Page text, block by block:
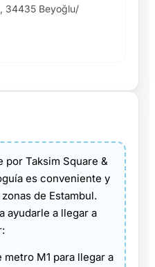
34435 Beyoğlu/
por Taksim Square &
es conveniente y
de Estambul.
ayudarle a llegar a
M1 para llegar a